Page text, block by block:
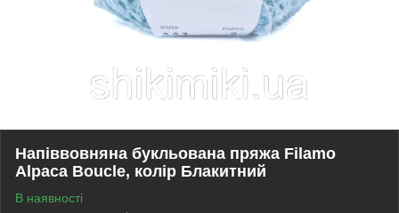
Напіввовняна букльована пряжа Filamo
Alpaca Boucle, колір Блакитний
В наявності